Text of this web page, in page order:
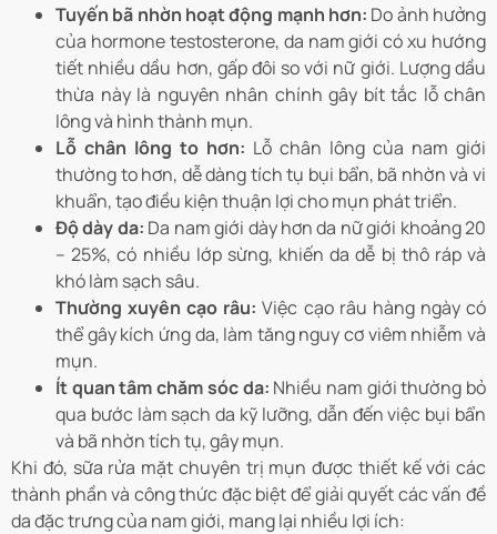
Tuyến bã nhờn hoạt động mạnh hơn: Do ảnh hưởng
của hormone testosterone, da nam giới có xu hướng
tiết nhiều dầu hơn, gấp đôi so với nữ giới. Lượng dầu
thừa này là nguyên nhân chính gây bít tắc lỗ chân
lông và hình thành mụn.
Lỗ chân lông to hơn: Lỗ chân lông của nam giới
thường to hơn, dễ dàng tích tụ bụi bẩn, bã nhờn và vi
khuẩn, tạo điều kiện thuận lợi cho mụn phát triển.
Độ dày da: Da nam giới dày hơn da nữ giới khoảng 20
– 25%, có nhiều lớp sừng, khiến da dễ bị thô ráp và
khó làm sạch sâu.
Thường xuyên cạo râu: Việc cạo râu hàng ngày có
thể gây kích ứng da, làm tăng nguy cơ viêm nhiễm và
mụn.
Ít quan tâm chăm sóc da: Nhiều nam giới thường bỏ
qua bước làm sạch da kỹ lưỡng, dẫn đến việc bụi bẩn
và bã nhờn tích tụ, gây mụn.
Khi đó, sữa rửa mặt chuyên trị mụn được thiết kế với các
thành phần và công thức đặc biệt để giải quyết các vấn đề
da đặc trưng của nam giới, mang lại nhiều lợi ích: